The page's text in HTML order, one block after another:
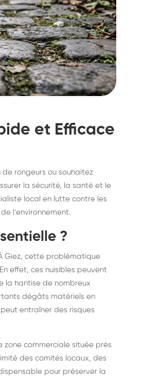
de
:
en
et Efficace
rongeurs ou souhaitez
la sécurité, la santé et le
local en lutte contre les
l’environnement.
?
Giez, cette problématique
effet, ces nuisibles peuvent
la hantise de nombreux
dégâts matériels en
entraîner des risques
zone commerciale située près
des comités locaux, des
pour préserver la